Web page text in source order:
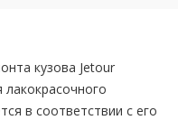
кузова Jetour
лакокрасочного
в соответствии с его